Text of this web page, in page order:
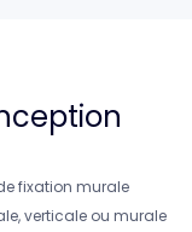
fixation murale
verticale ou murale